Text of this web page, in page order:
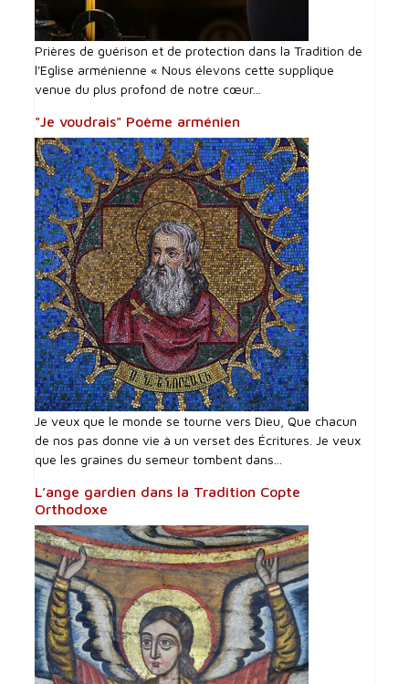
Prières de guérison et de protection dans la Tradition de
l'Eglise arménienne « Nous élevons cette supplique
venue du plus profond de notre cœur...
"Je voudrais" Poème arménien
Je veux que le monde se tourne vers Dieu, Que chacun
de nos pas donne vie à un verset des Écritures. Je veux
que les graines du semeur tombent dans...
L’ange gardien dans la Tradition Copte
Orthodoxe